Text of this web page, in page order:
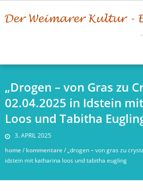
to
„Drogen – von Gras zu
02.04.2025 in Idstein
Loos und Tabitha
3. APRIL 2025
home/kommentare/„drogen – von gras zu
idstein mit katharina loos und tabitha eugling